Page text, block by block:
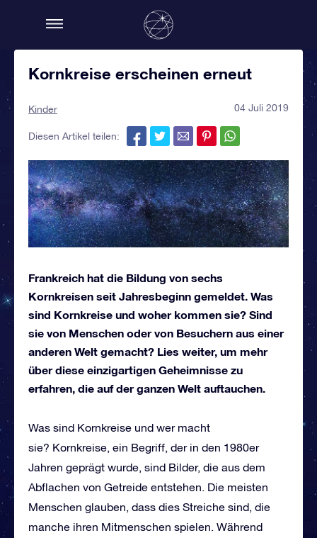
Kornkreise erscheinen erneut
Kinder 04 Juli 2019
Diesen Artikel teilen:
Frankreich hat die Bildung von sechs
Kornkreisen seit Jahresbeginn gemeldet. Was
sind Kornkreise und woher kommen sie? Sind
sie von Menschen oder von Besuchern aus einer
anderen Welt gemacht? Lies weiter, um mehr
über diese einzigartigen Geheimnisse zu
erfahren, die auf der ganzen Welt auftauchen.
Was sind Kornkreise und wer macht
sie? Kornkreise, ein Begriff, der in den 1980er
Jahren geprägt wurde, sind Bilder, die aus dem
Abflachen von Getreide entstehen. Die meisten
Menschen glauben, dass dies Streiche sind, die
manche ihren Mitmenschen spielen. Während